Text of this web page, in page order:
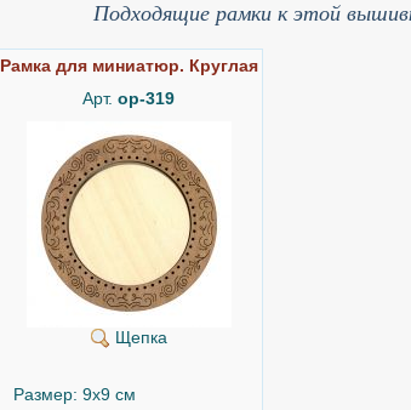
Арт.pn-0154469
Vervaco
Техника: Счетный Крест
Добавить
Арт.PN-
Подходящие рамки к этой
Рамка для миниатюр. Круглая
Арт. ор-319
Щепка
Размер: 9x9 см